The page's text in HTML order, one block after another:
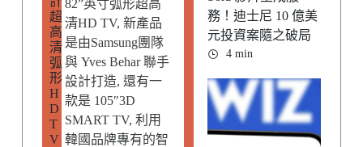
超
高
清
弧
形
H
D
T
V
82”英寸弧形超高
清HD TV, 新產品
是由Samsung團隊
與 Yves Behar 聯手
設計打造, 還有一
款是 105″3D
SMART TV, 利用
韓國品牌專有的智
務！迪士尼 10 億美
元投資案隨之破局
4 min